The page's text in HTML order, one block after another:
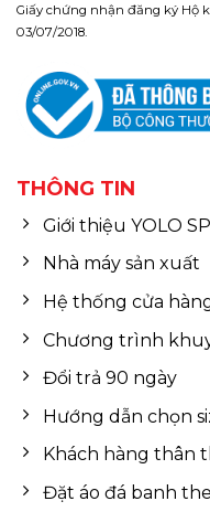
Giấy chứng nhận đăng ký Hộ
03/07/2018.
THÔNG TIN
Giới thiệu YOLO
Nhà máy sản xuất
Hệ thống cửa
Chương trình
Đổi trả 90 ngày
Hướng dẫn chọn
Khách hàng thân
Đặt áo đá banh